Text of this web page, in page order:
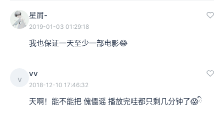
星屑-
2019-01-03 01:29:18
我也保证一天至少一部电影😂
v
vv
2018-12-10 17:46:32
天啊！能不能把 傀儡谣 播放完哇都只剩几分钟了😱ི